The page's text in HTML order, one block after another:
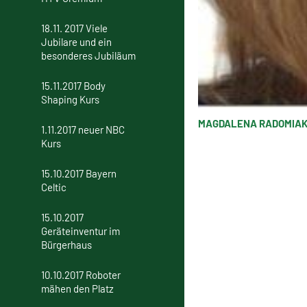
18.11. 2017 Viele
Jubilare und ein
besonderes Jubiläum
15.11.2017 Body
Shaping Kurs
1.11.2017 neuer NBC
Kurs
15.10.2017 Bayern
Celtic
15.10.2017
Geräteinventur im
Bürgerhaus
10.10.2017 Roboter
mähen den Platz
MAGDALENA RADOMIAK